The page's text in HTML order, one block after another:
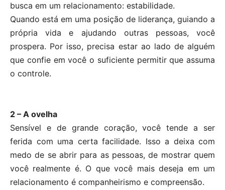
busca em um relacionamento: estabilidade.
Quando está em uma posição de liderança, guiando a
própria vida e ajudando outras pessoas, você
prospera. Por isso, precisa estar ao lado de alguém
que confie em você o suficiente permitir que assuma
o controle.
2 – A ovelha
Sensível e de grande coração, você tende a ser
ferida com uma certa facilidade. Isso a deixa com
medo de se abrir para as pessoas, de mostrar quem
você realmente é. O que você mais deseja em um
relacionamento é companheirismo e compreensão.